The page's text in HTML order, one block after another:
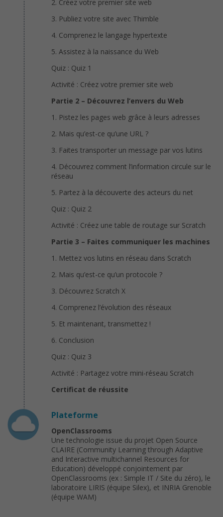
2. Créez votre premier site web
3. Publiez votre site avec Thimble
4. Comprenez le langage hypertexte
5. Assistez à la naissance du Web
Quiz : Quiz 1
Activité : Créez votre premier site web
Partie 2 – Découvrez l’envers du Web
1. Pistez les pages web grâce à leurs adresses
2. Mais qu’est-ce qu’une URL ?
3. Faites transporter un message par vos lutins
4. Découvrez comment l’information circule sur le
réseau
5. Partez à la découverte des acteurs du net
Quiz : Quiz 2
Activité : Créez une table de routage sur Scratch
Partie 3 – Faites communiquer les machines
1. Mettez vos lutins en réseau dans Scratch
2. Mais qu’est-ce qu’un protocole ?
3. Découvrez Scratch X
4. Comprenez l’évolution des réseaux
5. Et maintenant, transmettez !
6. Conclusion
Quiz : Quiz 3
Activité : Partagez votre mini-réseau Scratch
Certificat de réussite
Plateforme
OpenClassrooms
Une technologie issue du projet Open Source
CLAIRE (Community Learning through Adaptive
and Interactive multichannel Resources for
Education) développé conjointement par
OpenClassrooms (ex : Simple IT / Site du zéro), le
laboratoire LIRIS (équipe Silex), et INRIA Grenoble
(équipe WAM)